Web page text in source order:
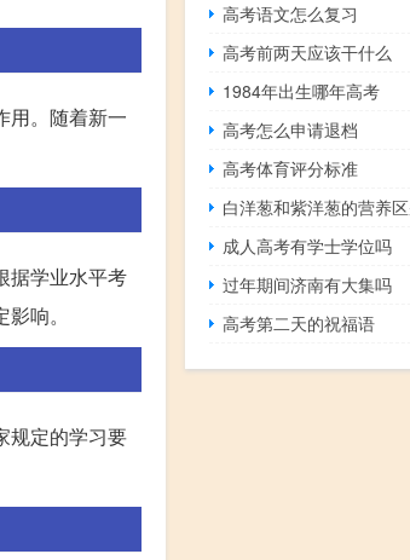
用。随着新一
据学业水平考
响。
规定的学习要
高考语文怎么复习
高考前两天应该干什么
1984年出生哪年高考
高考怎么申请退档
高考体育评分标准
白洋葱和紫洋葱的营养
成人高考有学士学位吗
过年期间济南有大集吗
高考第二天的祝福语